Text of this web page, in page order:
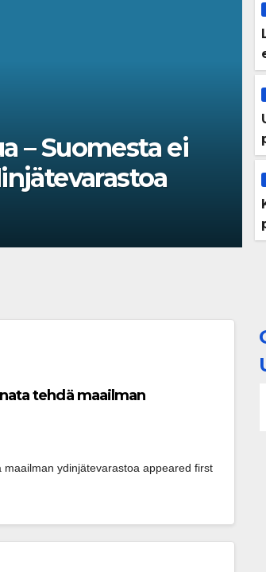
– Suomesta ei
tehdä maailman
ydinjätevarastoa appeared first